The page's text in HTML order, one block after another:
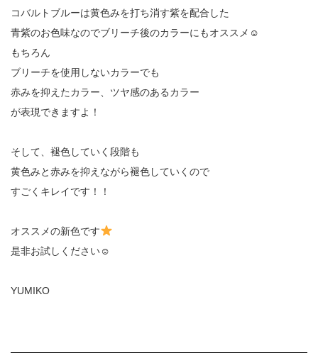
コバルトブルーは黄色みを打ち消す紫を配合した
青紫のお色味なのでブリーチ後のカラーにもオススメ☺︎
もちろん
ブリーチを使用しないカラーでも
赤みを抑えたカラー、ツヤ感のあるカラー
が表現できますよ！
そして、褪色していく段階も
黄色みと赤みを抑えながら褪色していくので
すごくキレイです！！
オススメの新色です
是非お試しください☺︎
YUMIKO